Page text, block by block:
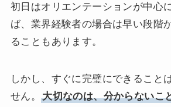
初日はオリエンテーションが中心
ば、業界経験者の場合は早い段階
ることもあります。
しかし、すぐに完璧にできること
せん。大切なのは、分からないこ